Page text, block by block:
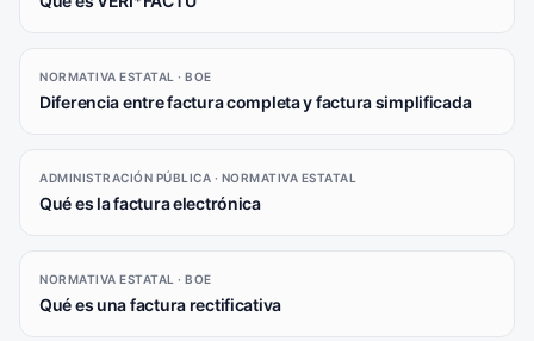
NORMATIVA ESTATAL · BOE
Diferencia entre factura completa y factura simplificada
ADMINISTRACIÓN PÚBLICA · NORMATIVA ESTATAL
Qué es la factura electrónica
NORMATIVA ESTATAL · BOE
Qué es una factura rectificativa